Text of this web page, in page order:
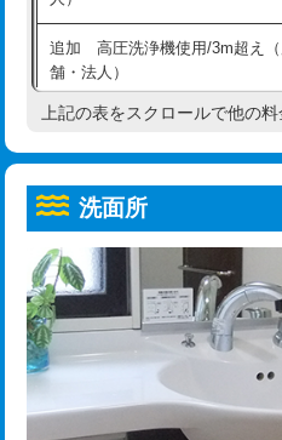
コンクリート斫り（厚さ10㎝超え
モルタル補修（厚さ10㎝まで）
モルタル補修（厚さ10㎝超え）
洗面台設置
追加人工
廃棄・処分
※給水管工事は20mmまでの価
給水管工事※（ホール加工)
給水管工事※（バンド止め)
給水管工事※（支持金具設置)
給水管工事※（保温材使用（バ
め込み）)
給水管工事※（土の掘削・埋め
業)
給水管工事※（塩ビ管（VP・HI
用/3ｍまで)
給水管工事※（塩ビ管（VP・HI
用（追加）/3ｍ超え)
追加 高圧洗浄機使用/3m超え
舗・法人）
高度高圧洗浄換
トーラー機使用/3mまで
追加トーラー機使用/3m超え
カメラ調査
桝清掃
止水・漏水調査・防水処理・清
上記の表をスクロールで他の
洗面所